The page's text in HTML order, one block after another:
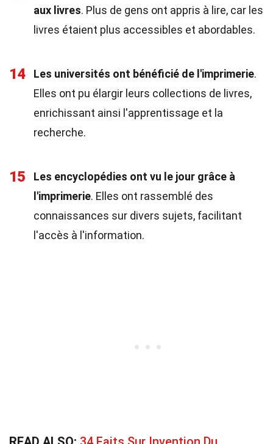
aux livres. Plus de gens ont appris à lire, car les
livres étaient plus accessibles et abordables.
14 Les universités ont bénéficié de l'imprimerie.
Elles ont pu élargir leurs collections de livres,
enrichissant ainsi l'apprentissage et la
recherche.
15
Les encyclopédies ont vu le jour grâce à
l'imprimerie. Elles ont rassemblé des
connaissances sur divers sujets, facilitant
l'accès à l'information.